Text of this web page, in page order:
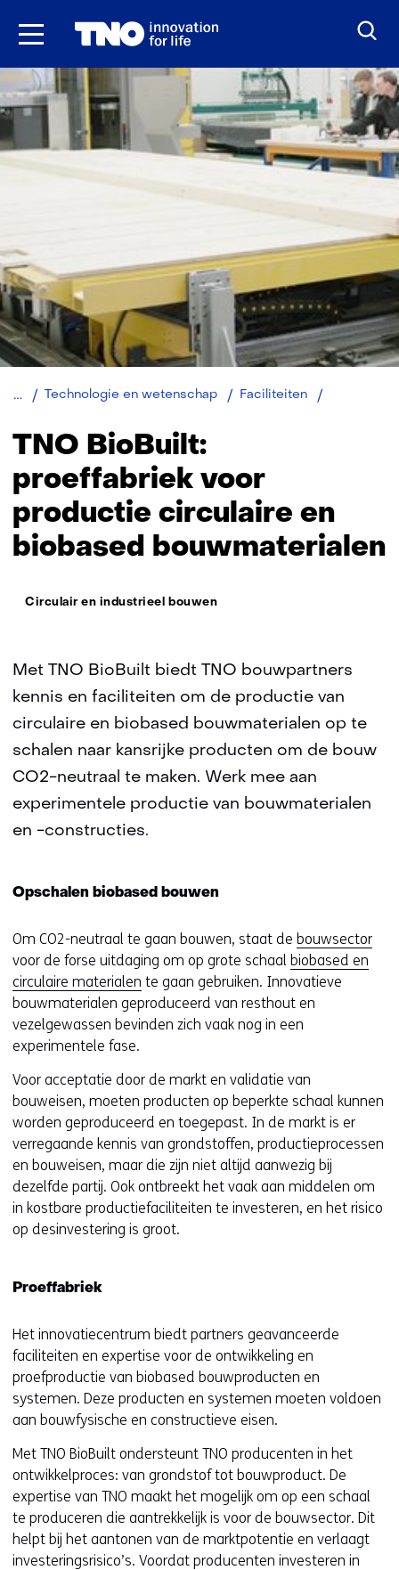
Ga
Technologie en wetenschap Faciliteiten
TNO BioBuilt:
proeffabriek voor
productie circulaire en
biobased bouwmaterialen
Thema:
Circulair en industrieel bouwen
Met TNO BioBuilt biedt TNO bouwpartners
kennis en faciliteiten om de productie van
circulaire en biobased bouwmaterialen op te
schalen naar kansrijke producten om de bouw
CO2-neutraal te maken. Werk mee aan
experimentele productie van bouwmaterialen
en -constructies.
Opschalen biobased bouwen
Om CO2-neutraal te gaan bouwen, staat de bouwsector
voor de forse uitdaging om op grote schaal biobased en
circulaire materialen te gaan gebruiken. Innovatieve
bouwmaterialen geproduceerd van resthout en
vezelgewassen bevinden zich vaak nog in een
experimentele fase.
Voor acceptatie door de markt en validatie van
bouweisen, moeten producten op beperkte schaal kunnen
worden geproduceerd en toegepast. In de markt is er
verregaande kennis van grondstoffen, productieprocessen
en bouweisen, maar die zijn niet altijd aanwezig bij
dezelfde partij. Ook ontbreekt het vaak aan middelen om
in kostbare productiefaciliteiten te investeren, en het risico
op desinvestering is groot.
Proeffabriek
Het innovatiecentrum biedt partners geavanceerde
faciliteiten en expertise voor de ontwikkeling en
proefproductie van biobased bouwproducten en
systemen. Deze producten en systemen moeten voldoen
aan bouwfysische en constructieve eisen.
Met TNO BioBuilt ondersteunt TNO producenten in het
ontwikkelproces: van grondstof tot bouwproduct. De
expertise van TNO maakt het mogelijk om op een schaal
te produceren die aantrekkelijk is voor de bouwsector. Dit
helpt bij het aantonen van de marktpotentie en verlaagt
investeringsrisico’s. Voordat producenten investeren in